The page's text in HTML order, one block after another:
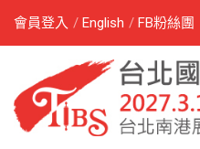
會員登入 English FB粉絲團